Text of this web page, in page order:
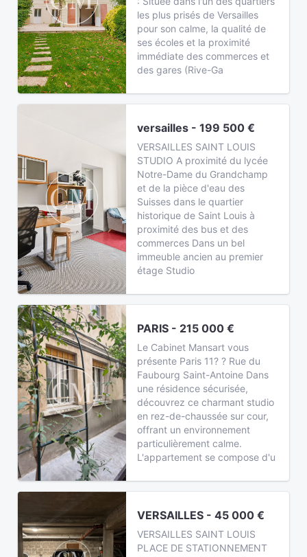
les plus prisés de Versailles
pour son calme, la qualité de
ses écoles et la proximité
immédiate des commerces et
des gares (Rive-Ga
versailles - 199 500 €
VERSAILLES SAINT LOUIS
STUDIO A proximité du lycée
Notre-Dame du Grandchamp
et de la pièce d'eau des
Suisses dans le quartier
historique de Saint Louis à
proximité des bus et des
commerces Dans un bel
immeuble ancien au premier
étage Studio
PARIS - 215 000 €
Le Cabinet Mansart vous
présente Paris 11? ? Rue du
Faubourg Saint-Antoine Dans
une résidence sécurisée,
découvrez ce charmant studio
en rez-de-chaussée sur cour,
offrant un environnement
particulièrement calme.
L'appartement se compose d'u
VERSAILLES - 45 000 €
VERSAILLES SAINT LOUIS
PLACE DE STATIONNEMENT